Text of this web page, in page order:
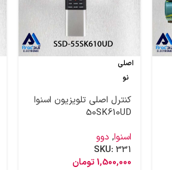
اصلی
نو
کنترل اصلی تلویزیون اسنوا
50SK610UD
اسنوا, دوو
SKU: 331
1,500,000تومان